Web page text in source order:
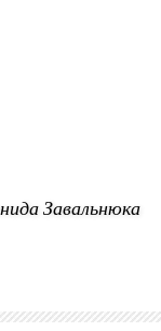
Завальнюка